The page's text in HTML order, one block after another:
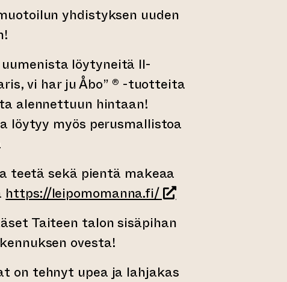
yhdistyksen uuden
löytyneitä II-
vi har ju Åbo” ® -tuotteita
alennettuun hintaan!
löytyy myös perusmallistoa
teetä sekä pientä makeaa
https://leipomomanna.fi/(siirtyy toiseen
Taiteen talon sisäpihan
ovesta!
on tehnyt upea ja lahjakas